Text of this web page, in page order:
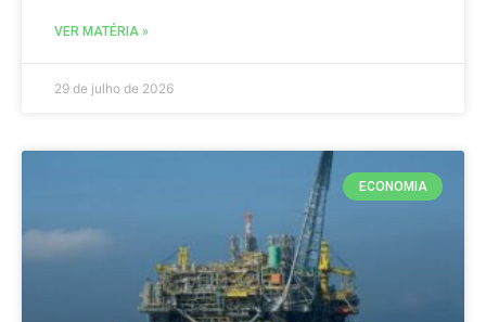
VER MATÉRIA »
29 de julho de 2026
ECONOMIA